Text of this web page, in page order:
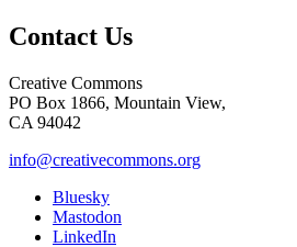
Contact Us
Creative Commons
PO Box 1866, Mountain View,
CA 94042
info@creativecommons.org
Bluesky
Mastodon
LinkedIn